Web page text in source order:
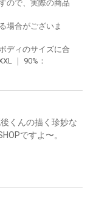
ので、実際の商品
場合がございま
ディのサイズに合
｜ 90%：
くんの描く珍妙な
ですよ〜。